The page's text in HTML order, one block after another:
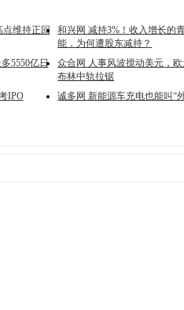
点维持正回
和兴网 减持3%！收入增长的
能，为何遭股东减持？
5550亿日
众合网 人事风波搅动美元，
布林中轨拉锯
IPO
诚多网 新能源车充电也能叫“